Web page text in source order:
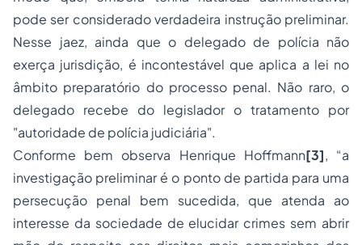
pode ser considerado verdadeira instrução preliminar.
Nesse jaez, ainda que o delegado de polícia não
exerça jurisdição, é incontestável que aplica a lei no
âmbito preparatório do processo penal. Não raro, o
delegado recebe do legislador o tratamento por
"autoridade de polícia judiciária".
Conforme bem observa Henrique Hoffmann[3], “a
investigação preliminar é o ponto de partida para uma
persecução penal bem sucedida, que atenda ao
interesse da sociedade de elucidar crimes sem abrir